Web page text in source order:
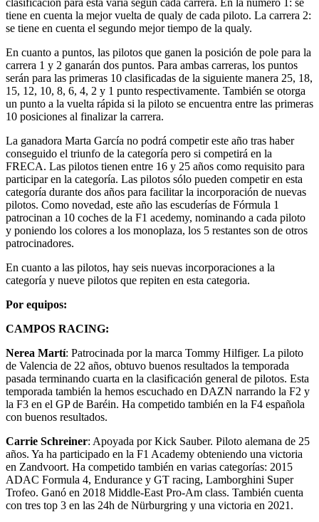
tiene en cuenta la mejor vuelta de qualy de cada piloto. La carrera 2:
se tiene en cuenta el segundo mejor tiempo de la qualy.
En cuanto a puntos, las pilotos que ganen la posición de pole para la
carrera 1 y 2 ganarán dos puntos. Para ambas carreras, los puntos
serán para las primeras 10 clasificadas de la siguiente manera 25, 18,
15, 12, 10, 8, 6, 4, 2 y 1 punto respectivamente. También se otorga
un punto a la vuelta rápida si la piloto se encuentra entre las primeras
10 posiciones al finalizar la carrera.
La ganadora Marta García no podrá competir este año tras haber
conseguido el triunfo de la categoría pero si competirá en la
FRECA. Las pilotos tienen entre 16 y 25 años como requisito para
participar en la categoría. Las pilotos sólo pueden competir en esta
categoría durante dos años para facilitar la incorporación de nuevas
pilotos. Como novedad, este año las escuderías de Fórmula 1
patrocinan a 10 coches de la F1 acedemy, nominando a cada piloto
y poniendo los colores a los monoplaza, los 5 restantes son de otros
patrocinadores.
En cuanto a las pilotos, hay seis nuevas incorporaciones a la
categoría y nueve pilotos que repiten en esta categoria.
Por equipos:
CAMPOS RACING:
Nerea Martí: Patrocinada por la marca Tommy Hilfiger. La piloto
de Valencia de 22 años, obtuvo buenos resultados la temporada
pasada terminando cuarta en la clasificación general de pilotos. Esta
temporada también la hemos escuchado en DAZN narrando la F2 y
la F3 en el GP de Baréin. Ha competido también en la F4 española
con buenos resultados.
Carrie Schreiner: Apoyada por Kick Sauber. Piloto alemana de 25
años. Ya ha participado en la F1 Academy obteniendo una victoria
en Zandvoort. Ha competido también en varias categorías: 2015
ADAC Formula 4, Endurance y GT racing, Lamborghini Super
Trofeo. Ganó en 2018 Middle-East Pro-Am class. También cuenta
con tres top 3 en las 24h de Nürburgring y una victoria en 2021.